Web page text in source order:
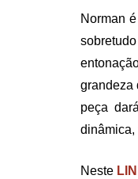
Norman
grandeza
peça
dinâmica,
Neste